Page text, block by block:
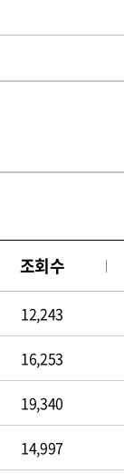
조회수
12,243
16,253
19,340
14,997